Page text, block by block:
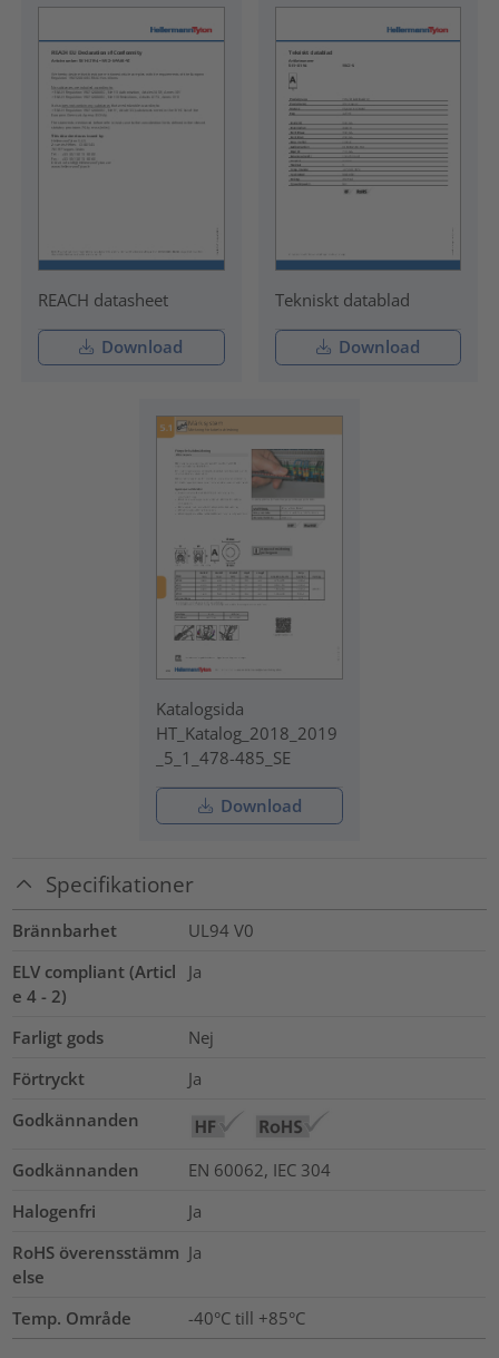
REACH datasheet
Download
Tekniskt datablad
Download
Katalogsida
HT_Katalog_2018_2019
_5_1_478-485_SE
Download
Specifikationer
Brännbarhet
UL94 V0
ELV compliant (Articl
e 4 - 2)
Ja
Farligt gods
Nej
Förtryckt
Ja
Godkännanden
Godkännanden
EN 60062, IEC 304
Halogenfri
Ja
RoHS överensstämm
else
Ja
Temp. Område -40°C till +85°C